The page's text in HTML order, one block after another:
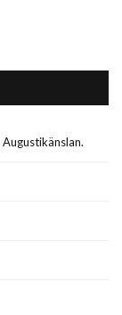
Augustikänslan.